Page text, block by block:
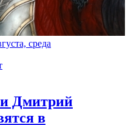
среда
Дмитрий
в